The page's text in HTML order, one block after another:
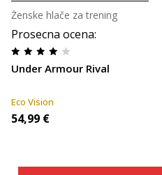
Prosecna ocena:
Under Armour Rival
Ženske hlače za trening
Eco Vision
54,99 €